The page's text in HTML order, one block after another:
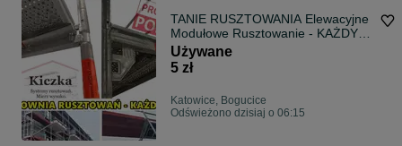
TANIE RUSZTOWANIA Elewacyjne
Modułowe Rusztowanie - KAŻDY
TYP - Plettac Baumann Rux Bosta -
Hurtownia
Używane
5 zł
Katowice, Bogucice
Odświeżono dzisiaj o 06:15